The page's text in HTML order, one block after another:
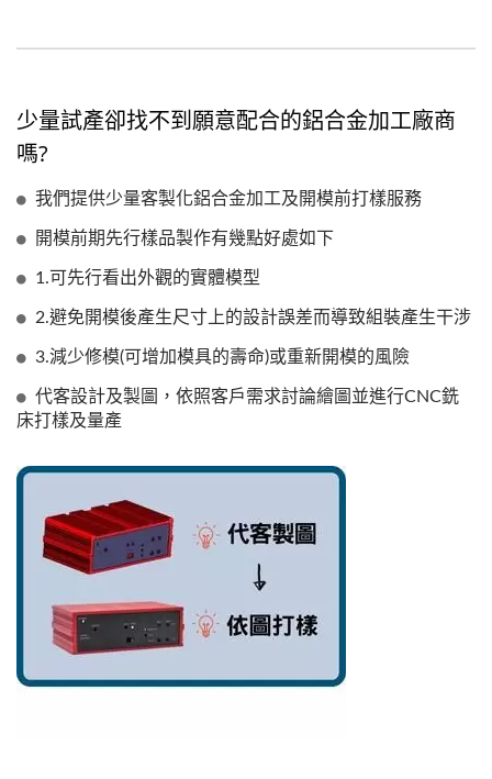
少量試產卻找不到願意配合的鋁合金加工廠商
嗎?
我們提供少量客製化鋁合金加工及開模前打樣服務
開模前期先行樣品製作有幾點好處如下
1.可先行看出外觀的實體模型
2.避免開模後產生尺寸上的設計誤差而導致組裝產生干涉
3.減少修模(可增加模具的壽命)或重新開模的風險
代客設計及製圖，依照客戶需求討論繪圖並進行CNC銑
床打樣及量產